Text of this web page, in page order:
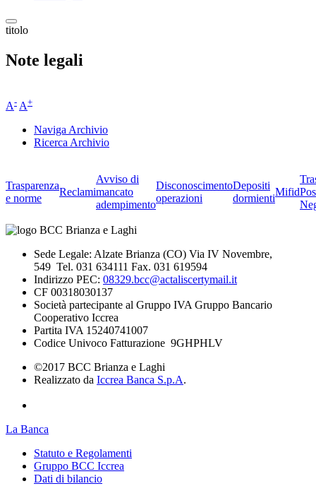
titolo
Note legali
A- A+
Naviga Archivio
Ricerca Archivio
Trasparenza
e norme
Reclami
Avviso di
mancato
adempimento
Disconoscimento
operazioni
Depositi
dormienti
Mifid
Sede Legale: Alzate Brianza (CO) Via IV Novembre,
549 Tel. 031 634111 Fax. 031 619594
Indirizzo PEC: 08329.bcc@actaliscertymail.it
CF 00318030137
Società partecipante al Gruppo IVA Gruppo Bancario
Cooperativo Iccrea
Partita IVA 15240741007
Codice Univoco Fatturazione 9GHPHLV
©2017 BCC Brianza e Laghi
Realizzato da Iccrea Banca S.p.A.
La Banca
Statuto e Regolamenti
Gruppo BCC Iccrea
Dati di bilancio